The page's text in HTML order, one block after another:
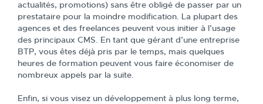
actualités, promotions) sans être obligé de passer par un
prestataire pour la moindre modification. La plupart des
agences et des freelances peuvent vous initier à l’usage
des principaux CMS. En tant que gérant d’une entreprise
BTP, vous êtes déjà pris par le temps, mais quelques
heures de formation peuvent vous faire économiser de
nombreux appels par la suite.
Enfin, si vous visez un développement à plus long terme,